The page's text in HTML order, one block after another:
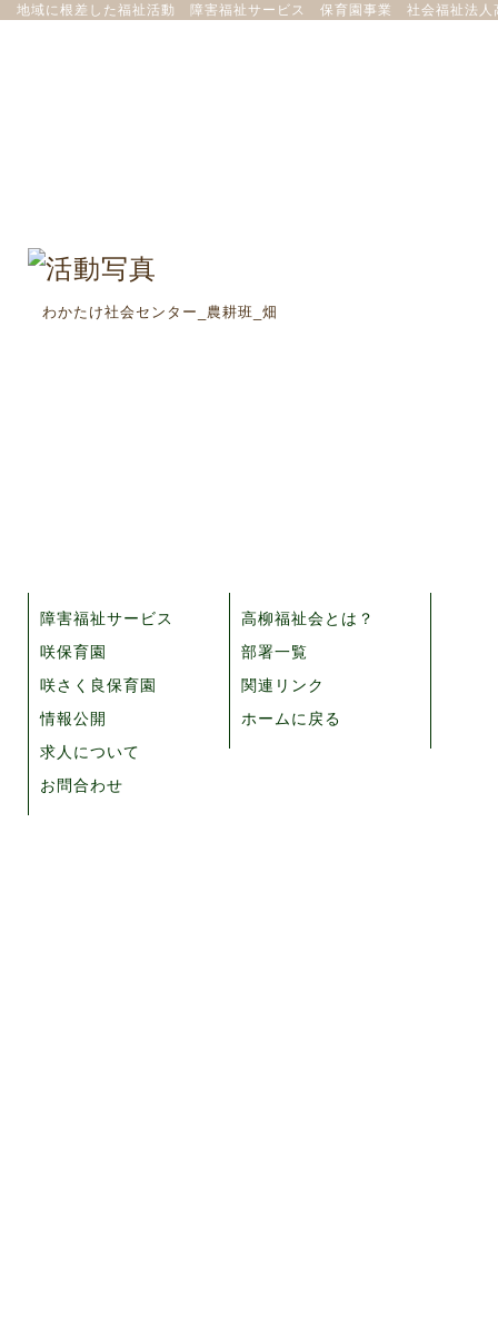
地域に根差した福祉活動 障害福祉サービス 保育園事業 社会福祉法人
わかたけ社会センター_農耕班_畑
障害福祉サービス
咲保育園
咲さく良保育園
情報公開
求人について
お問合わせ
高柳福祉会とは？
部署一覧
関連リンク
ホームに戻る